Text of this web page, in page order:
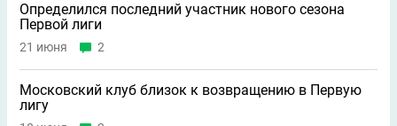
Определился последний участник нового сезона
Первой лиги
21 июня 2
Московский клуб близок к возвращению в Первую
лигу